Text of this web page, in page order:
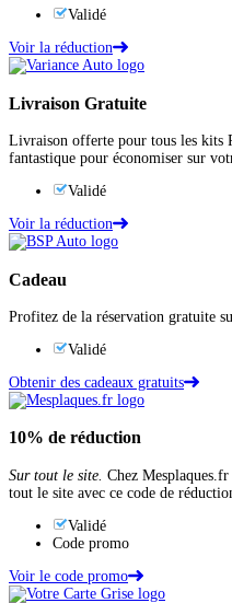
Validé
Voir la réduction
Livraison Gratuite
Livraison offerte pour tous les kits
fantastique pour économiser sur
Validé
Voir la réduction
Cadeau
Profitez de la réservation gratuite
Validé
Obtenir des cadeaux gratuits
10% de réduction
Sur tout le site. Chez
tout le site avec ce code de
Validé
Code promo
Voir le code promo